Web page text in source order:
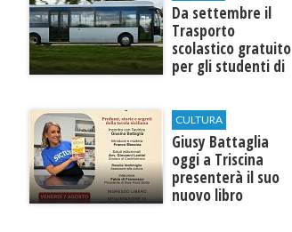
Da settembre il
Trasporto
scolastico gratuito
per gli studenti di
CULTURA
Giusy Battaglia
oggi a Triscina
presenterà il suo
nuovo libro